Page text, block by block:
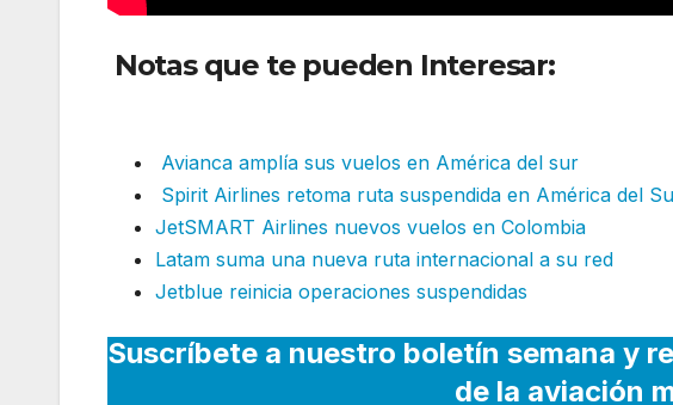
Notas que te pueden Interesar:
Avianca amplía sus vuelos en América del sur
Spirit Airlines retoma ruta suspendida en América del
JetSMART Airlines nuevos vuelos en Colombia
Latam suma una nueva ruta internacional a su red
Jetblue reinicia operaciones suspendidas
Suscríbete a nuestro boletín semana y
de la aviación